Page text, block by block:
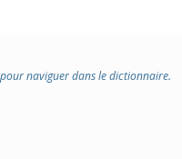
naviguer dans le dictionnaire.